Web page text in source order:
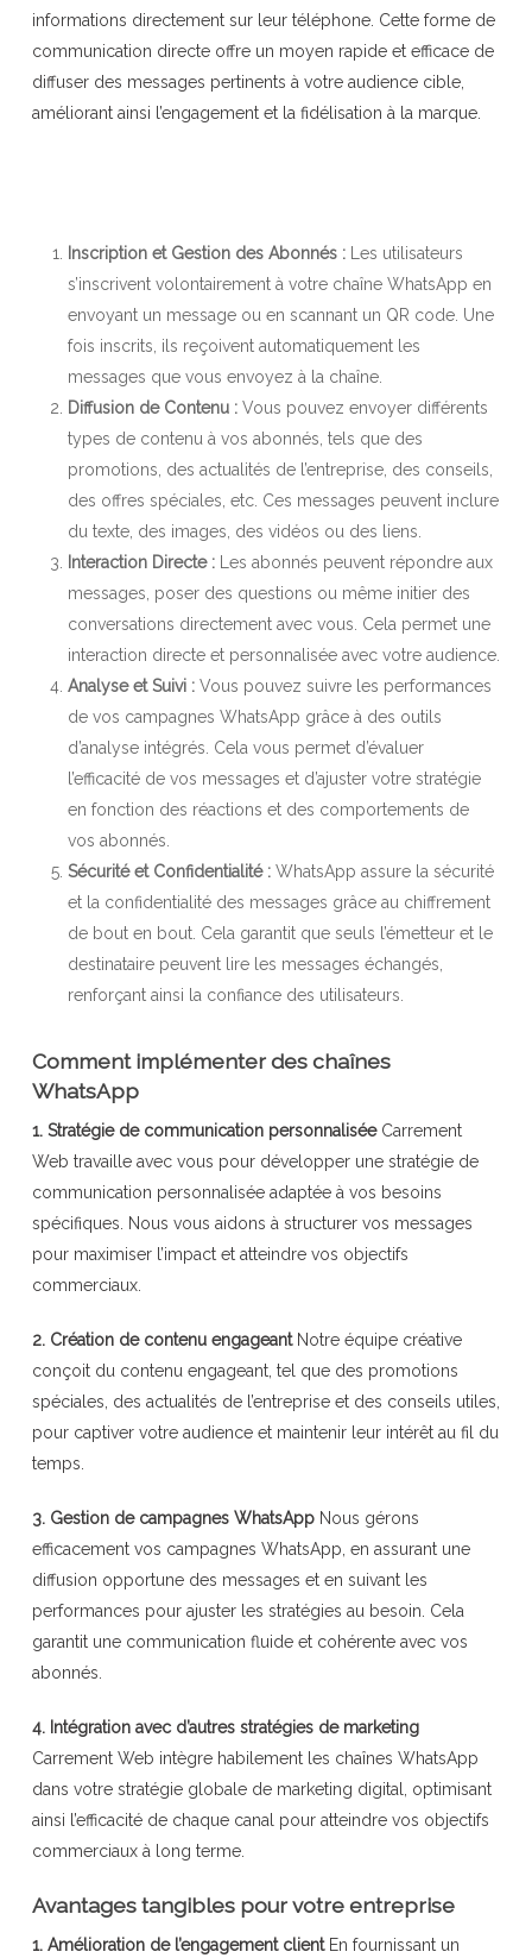
informations directement sur leur téléphone. Cette forme de
communication directe offre un moyen rapide et efficace de
diffuser des messages pertinents à votre audience cible,
améliorant ainsi l’engagement et la fidélisation à la marque.
Inscription et Gestion des Abonnés :Les utilisateurs
s’inscrivent volontairement à votre chaîne WhatsApp en
envoyant un message ou en scannant un QR code. Une
fois inscrits, ils reçoivent automatiquement les
messages que vous envoyez à la chaîne.
Diffusion de Contenu :Vous pouvez envoyer différents
types de contenu à vos abonnés, tels que des
promotions, des actualités de l’entreprise, des conseils,
des offres spéciales, etc. Ces messages peuvent inclure
du texte, des images, des vidéos ou des liens.
Interaction Directe :Les abonnés peuvent répondre aux
messages, poser des questions ou même initier des
conversations directement avec vous. Cela permet une
interaction directe et personnalisée avec votre audience.
Analyse et Suivi :Vous pouvez suivre les performances
de vos campagnes WhatsApp grâce à des outils
d’analyse intégrés. Cela vous permet d’évaluer
l’efficacité de vos messages et d’ajuster votre stratégie
en fonction des réactions et des comportements de
vos abonnés.
Sécurité et Confidentialité :WhatsApp assure la sécurité
et la confidentialité des messages grâce au chiffrement
de bout en bout. Cela garantit que seuls l’émetteur et le
destinataire peuvent lire les messages échangés,
renforçant ainsi la confiance des utilisateurs.
Comment implémenter des chaînes
WhatsApp
1. Stratégie de communication personnaliséeCarrement
Web travaille avec vous pour développer une stratégie de
communication personnalisée adaptée à vos besoins
spécifiques. Nous vous aidons à structurer vos messages
pour maximiser l’impact et atteindre vos objectifs
commerciaux.
2. Création de contenu engageantNotre équipe créative
conçoit du contenu engageant, tel que des promotions
spéciales, des actualités de l’entreprise et des conseils utiles,
pour captiver votre audience et maintenir leur intérêt au fil du
temps.
3. Gestion de campagnes WhatsAppNous gérons
efficacement vos campagnes WhatsApp, en assurant une
diffusion opportune des messages et en suivant les
performances pour ajuster les stratégies au besoin. Cela
garantit une communication fluide et cohérente avec vos
abonnés.
4. Intégration avec d’autres stratégies de marketing
Carrement Web intègre habilement les chaînes WhatsApp
dans votre stratégie globale de marketing digital, optimisant
ainsi l’efficacité de chaque canal pour atteindre vos objectifs
commerciaux à long terme.
Avantages tangibles pour votre entreprise
1. Amélioration de l’engagement clientEn fournissant un